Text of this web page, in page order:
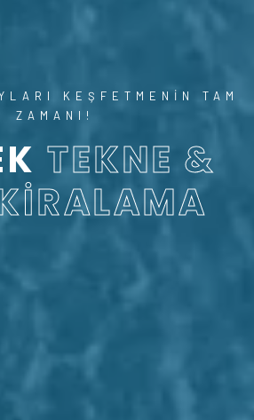
KEŞFETMENIN TAM
ZAMANI!
TEKNE &